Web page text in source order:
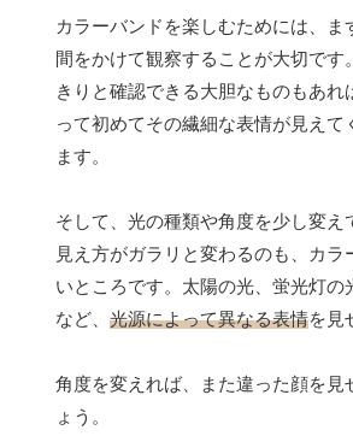
カラーバンドを楽しむためには、ま
間をかけて観察することが大切です
きりと確認できる大胆なものもあれ
って初めてその繊細な表情が見えて
ます。
そして、光の種類や角度を少し変え
見え方がガラリと変わるのも、カラ
いところです。太陽の光、蛍光灯の
など、 光源によって異なる表情を見
角度を変えれば、また違った顔を見
ょう。